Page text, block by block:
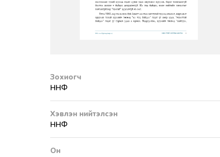
Зохиогч
ННФ
Хэвлэн нийтэлсэн
ННФ
Он